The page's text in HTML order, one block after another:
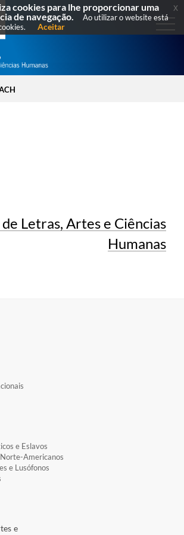
de Letras, Artes e Ciências
Humanas
e Eslavos
​Americanos
e Lusófonos
e
cookies para lhe proporcionar uma
de navegação.
Ao utilizar o website está
Aceitar
x